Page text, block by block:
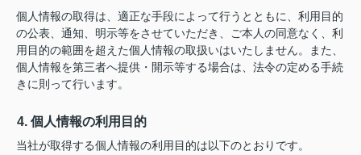
個人情報の取得は、適正な手段によって行うとともに、利用目的
の公表、通知、明示等をさせていただき、ご本人の同意なく、利
用目的の範囲を超えた個人情報の取扱いはいたしません。また、
個人情報を第三者へ提供・開示等する場合は、法令の定める手続
きに則って行います。
4. 個人情報の利用目的
当社が取得する個人情報の利用目的は以下のとおりです。